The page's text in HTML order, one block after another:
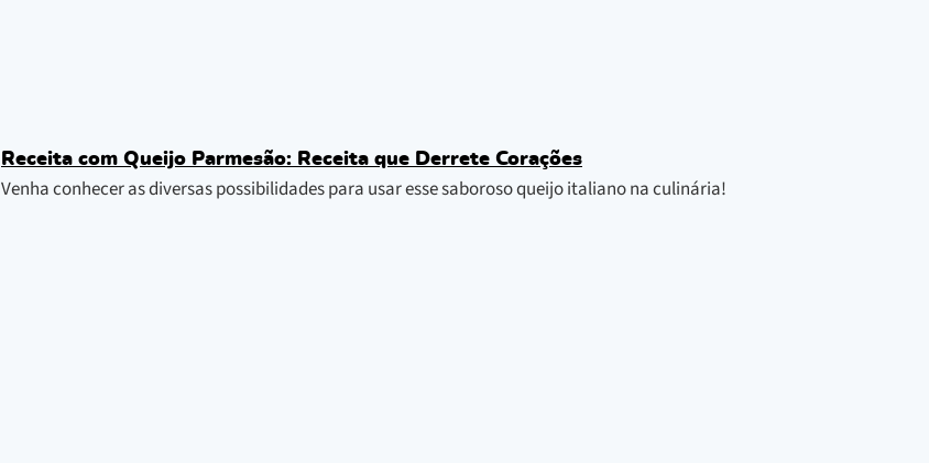
Receita com Queijo Parmesão: Receita que Derrete Corações
Venha conhecer as diversas possibilidades para usar esse saboroso queijo italiano na culinária!